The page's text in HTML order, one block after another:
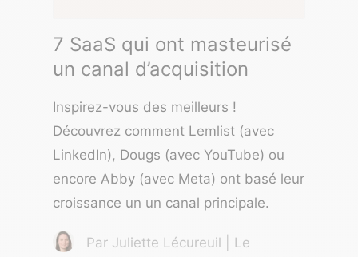
7 SaaS qui ont masteurisé
un canal d’acquisition
Inspirez-vous des meilleurs !
Découvrez comment Lemlist (avec
LinkedIn), Dougs (avec YouTube) ou
encore Abby (avec Meta) ont basé leur
croissance un un canal principale.
Par Juliette Lécureuil | Le